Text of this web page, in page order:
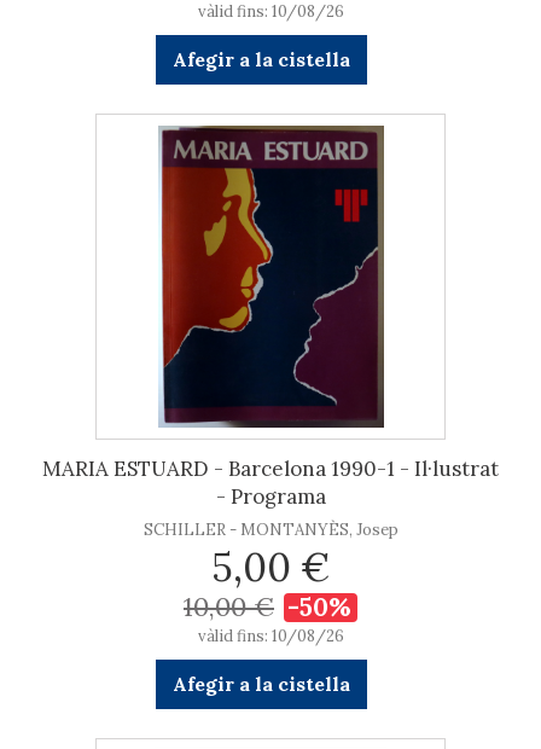
vàlid fins: 10/08/26
Afegir a la cistella
MARIA ESTUARD - Barcelona 1990-1 - Il·lustrat
- Programa
SCHILLER - MONTANYÈS, Josep
5,00 €
10,00 € -50%
vàlid fins: 10/08/26
Afegir a la cistella